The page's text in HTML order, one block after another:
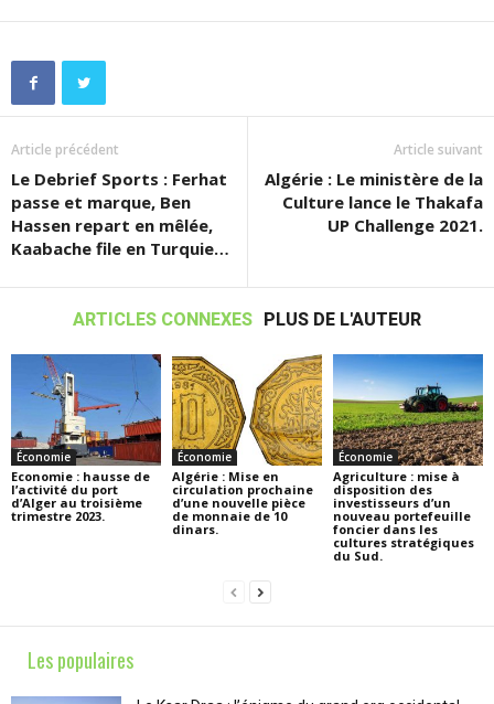
Article précédent
Le Debrief Sports : Ferhat
passe et marque, Ben
Hassen repart en mêlée,
Kaabache file en Turquie…
Article suivant
Algérie : Le ministère de la
Culture lance le Thakafa
UP Challenge 2021.
ARTICLES CONNEXES PLUS DE L'AUTEUR
Économie
Economie : hausse de
l’activité du port
d’Alger au troisième
trimestre 2023.
Économie
Algérie : Mise en
circulation prochaine
d’une nouvelle pièce
de monnaie de 10
dinars.
Économie
Agriculture : mise à
disposition des
investisseurs d’un
nouveau portefeuille
foncier dans les
cultures stratégiques
du Sud.
Les populaires